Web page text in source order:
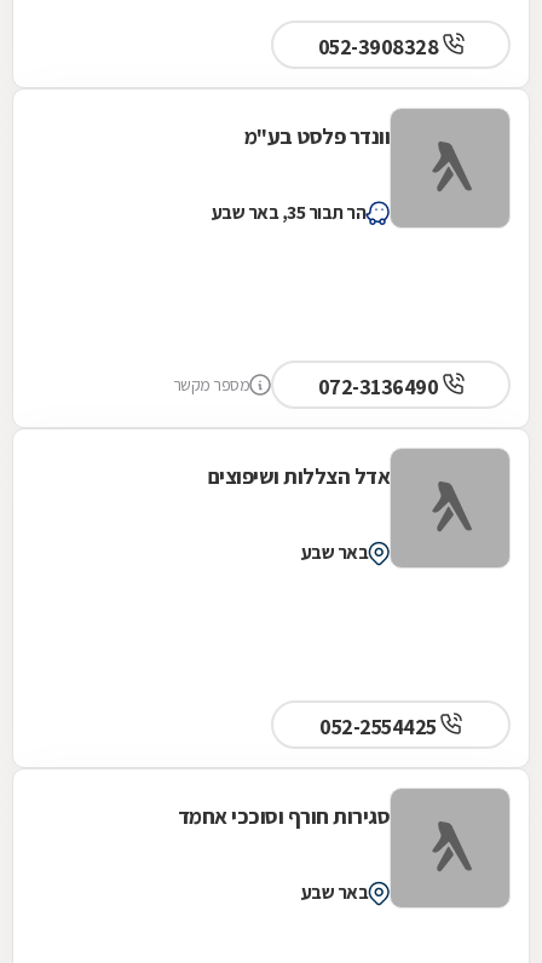
052-3908328
וונדר פלסט בע"מ
הר תבור 35, באר שבע
מספר מקשר
אדל הצללות ושיפוצים
באר שבע
סגירות חורף וסוככי אחמד
באר שבע